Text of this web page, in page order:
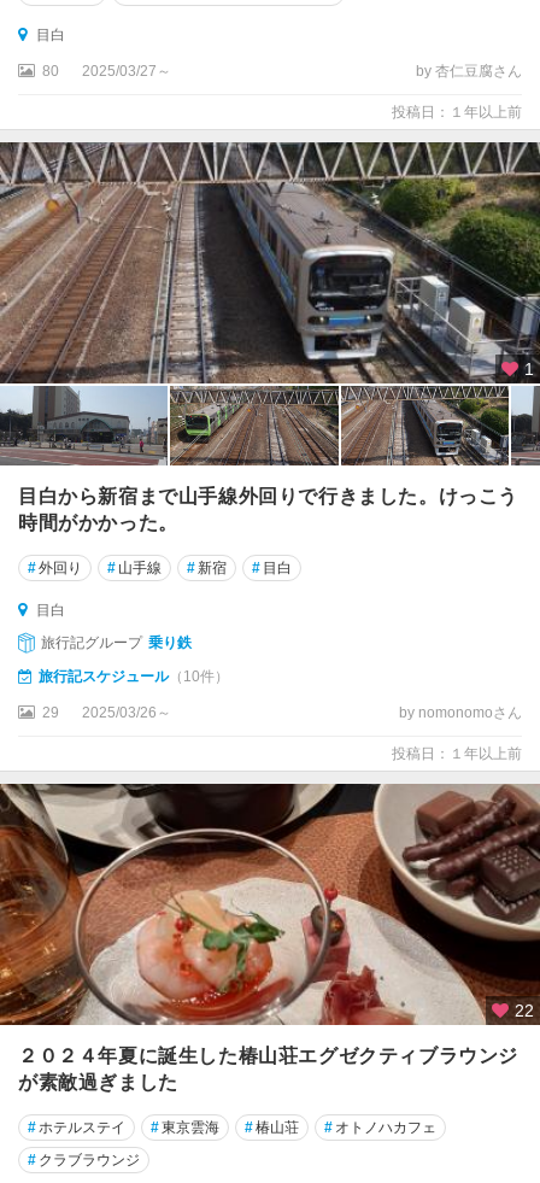
目白
80 2025/03/27～ by 杏仁豆腐さん
投稿日：１年以上前
1
目白から新宿まで山手線外回りで行きました。けっこう
時間がかかった。
#外回り # 山手線 #新宿 # 目白
目白
旅行記グループ 乗り鉄
旅行記スケジュール（10件）
29 2025/03/26～ by nomonomoさん
投稿日：１年以上前
22
２０２４年夏に誕生した椿山荘エグゼクティブラウンジ
が素敵過ぎました
#ホテルステイ #東京雲海 #椿山荘 # オトノハカフェ
# クラブラウンジ